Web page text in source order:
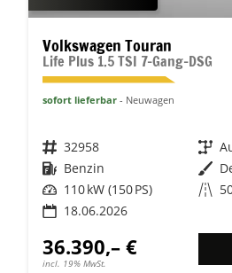
Volkswagen Touran
Life Plus 1.5 TSI 7-Gang-DSG
sofort lieferbar Neuwagen
Fahrzeugnr. 32958 Getriebe
Kraftstoff Benzin Außenfarbe
Leistung 110 kW (150 PS) Kilometerstand
18.06.2026
36.390,– €
incl. 19% MwSt.